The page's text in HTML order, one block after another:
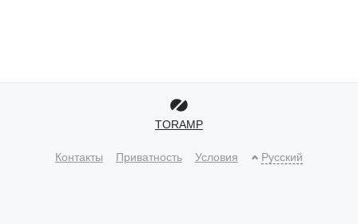
TORAMP
Контакты Приватность Условия Русский